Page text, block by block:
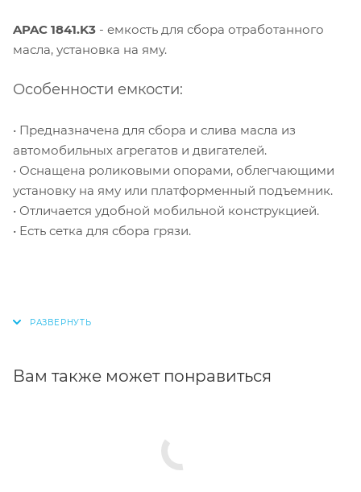
APAC 1841.K3 - емкость для сбора отработанного
масла, установка на яму.
Особенности емкости:
• Предназначена для сбора и слива масла из
автомобильных агрегатов и двигателей.
• Оснащена роликовыми опорами, облегчающими
установку на яму или платформенный подъемник.
• Отличается удобной мобильной конструкцией.
• Есть сетка для сбора грязи.
Вам также может понравиться